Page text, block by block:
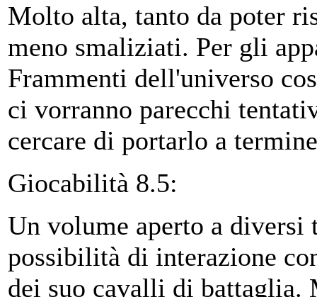
Molto alta, tanto da poter
meno smaliziati. Per gli
Frammenti dell'universo
ci vorranno parecchi
cercare di portarlo a
Giocabilità 8.5:
Un volume aperto a
possibilità di interazione
dei suo cavalli di battaglia.